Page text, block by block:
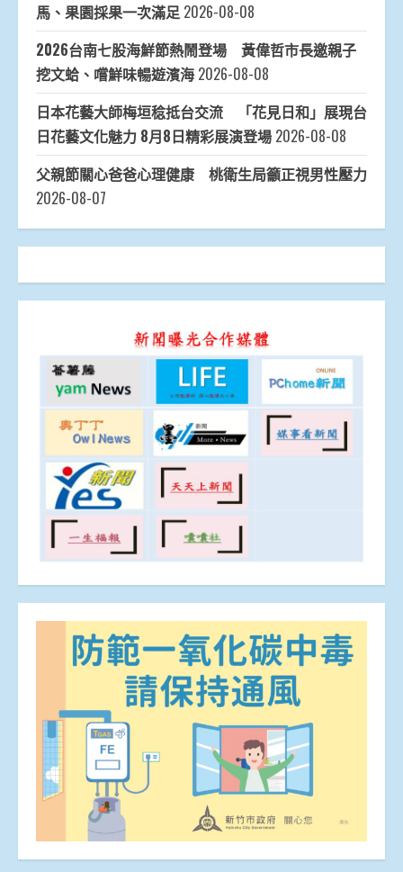
馬、果園採果一次滿足 2026-08-08
2026台南七股海鮮節熱鬧登場 黃偉哲市長邀親子
挖文蛤、嚐鮮味暢遊濱海 2026-08-08
日本花藝大師梅垣稔抵台交流 「花見日和」展現台
日花藝文化魅力 8月8日精彩展演登場 2026-08-08
父親節關心爸爸心理健康 桃衛生局籲正視男性壓力
2026-08-07